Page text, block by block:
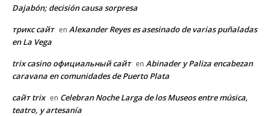
Dajabón; decisión causa sorpresa
трикс сайт en Alexander Reyes es asesinado de varias puñaladas
en La Vega
trix casino официальный сайт en Abinader y Paliza encabezan
caravana en comunidades de Puerto Plata
сайт trix en Celebran Noche Larga de los Museos entre música,
teatro, y artesanía